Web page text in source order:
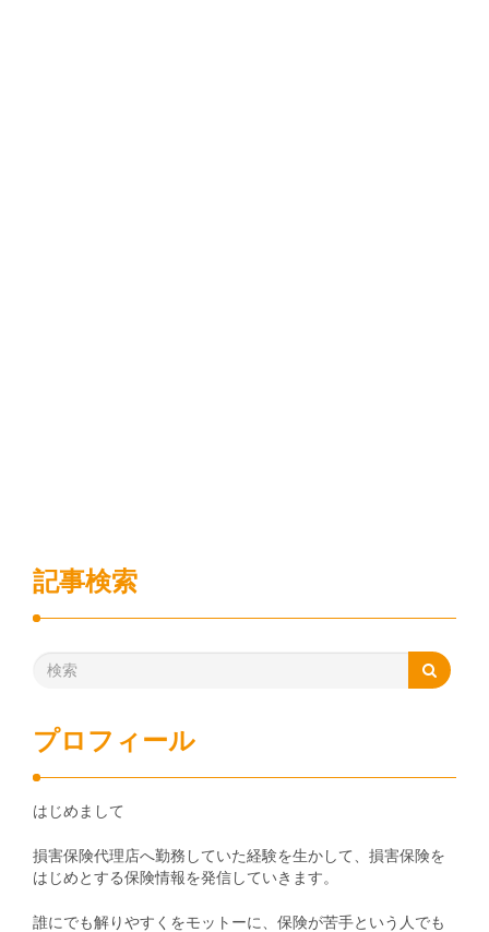
記事検索
プロフィール
はじめまして
損害保険代理店へ勤務していた経験を生かして、損害保険を
はじめとする保険情報を発信していきます。
誰にでも解りやすくをモットーに、保険が苦手という人でも